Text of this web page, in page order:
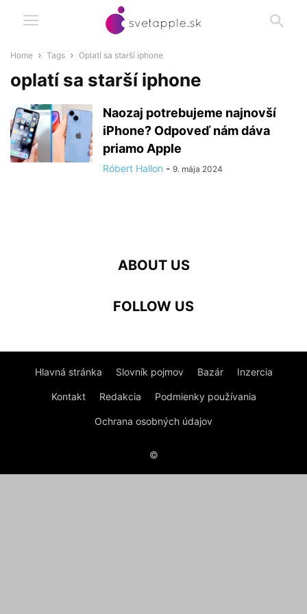
Home Tags Oplatí sa starší iphone
oplatí sa starší iphone
Naozaj potrebujeme najnovší
iPhone? Odpoveď nám dáva
priamo Apple
Róbert Hallon - 9. mája 2024
ABOUT US
FOLLOW US
Hlavná stránka Slovník pojmov Bazár Inzercia
Kontakt Redakcia Podmienky používania
Ochrana osobných údajov
©